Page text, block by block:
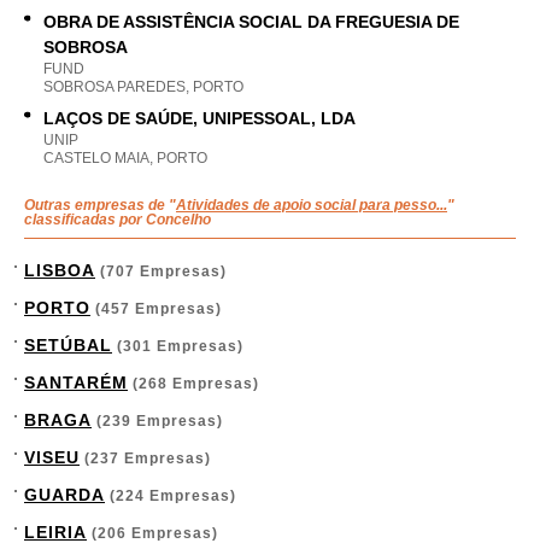
OBRA DE ASSISTÊNCIA SOCIAL DA FREGUESIA DE
SOBROSA
FUND
SOBROSA PAREDES, PORTO
LAÇOS DE SAÚDE, UNIPESSOAL, LDA
UNIP
CASTELO MAIA, PORTO
Outras empresas de "Atividades de apoio social para pesso..."
classificadas por Concelho
LISBOA (707 Empresas)
PORTO (457 Empresas)
SETÚBAL (301 Empresas)
SANTARÉM (268 Empresas)
BRAGA (239 Empresas)
VISEU (237 Empresas)
GUARDA (224 Empresas)
LEIRIA (206 Empresas)